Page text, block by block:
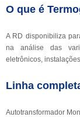
O que é
A RD disponibiliza
na análise das
eletrônicos,
Linha
Autotransformador